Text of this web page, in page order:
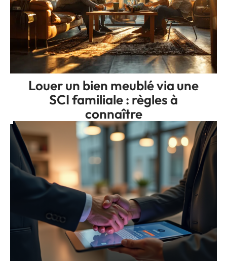
Louer un bien meublé via une
SCI familiale : règles à
connaître